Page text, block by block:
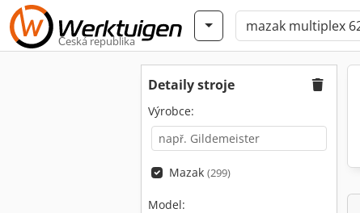
Česká republika
Detaily stroje
Výrobce:
Mazak (299)
Model: